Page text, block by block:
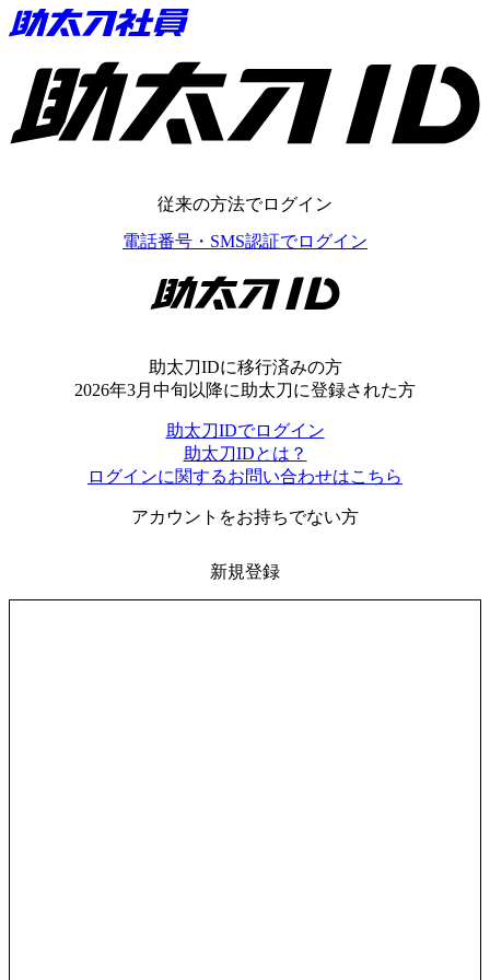
助太刀ID
従来の方法でログイン
電話番号・SMS認証でログイン
助太刀ID
助太刀IDに移行済みの方
2026年3月中旬以降に助太刀に登録された方
助太刀IDでログイン
助太刀IDとは？
ログインに関するお問い合わせはこちら
アカウントをお持ちでない方
新規登録